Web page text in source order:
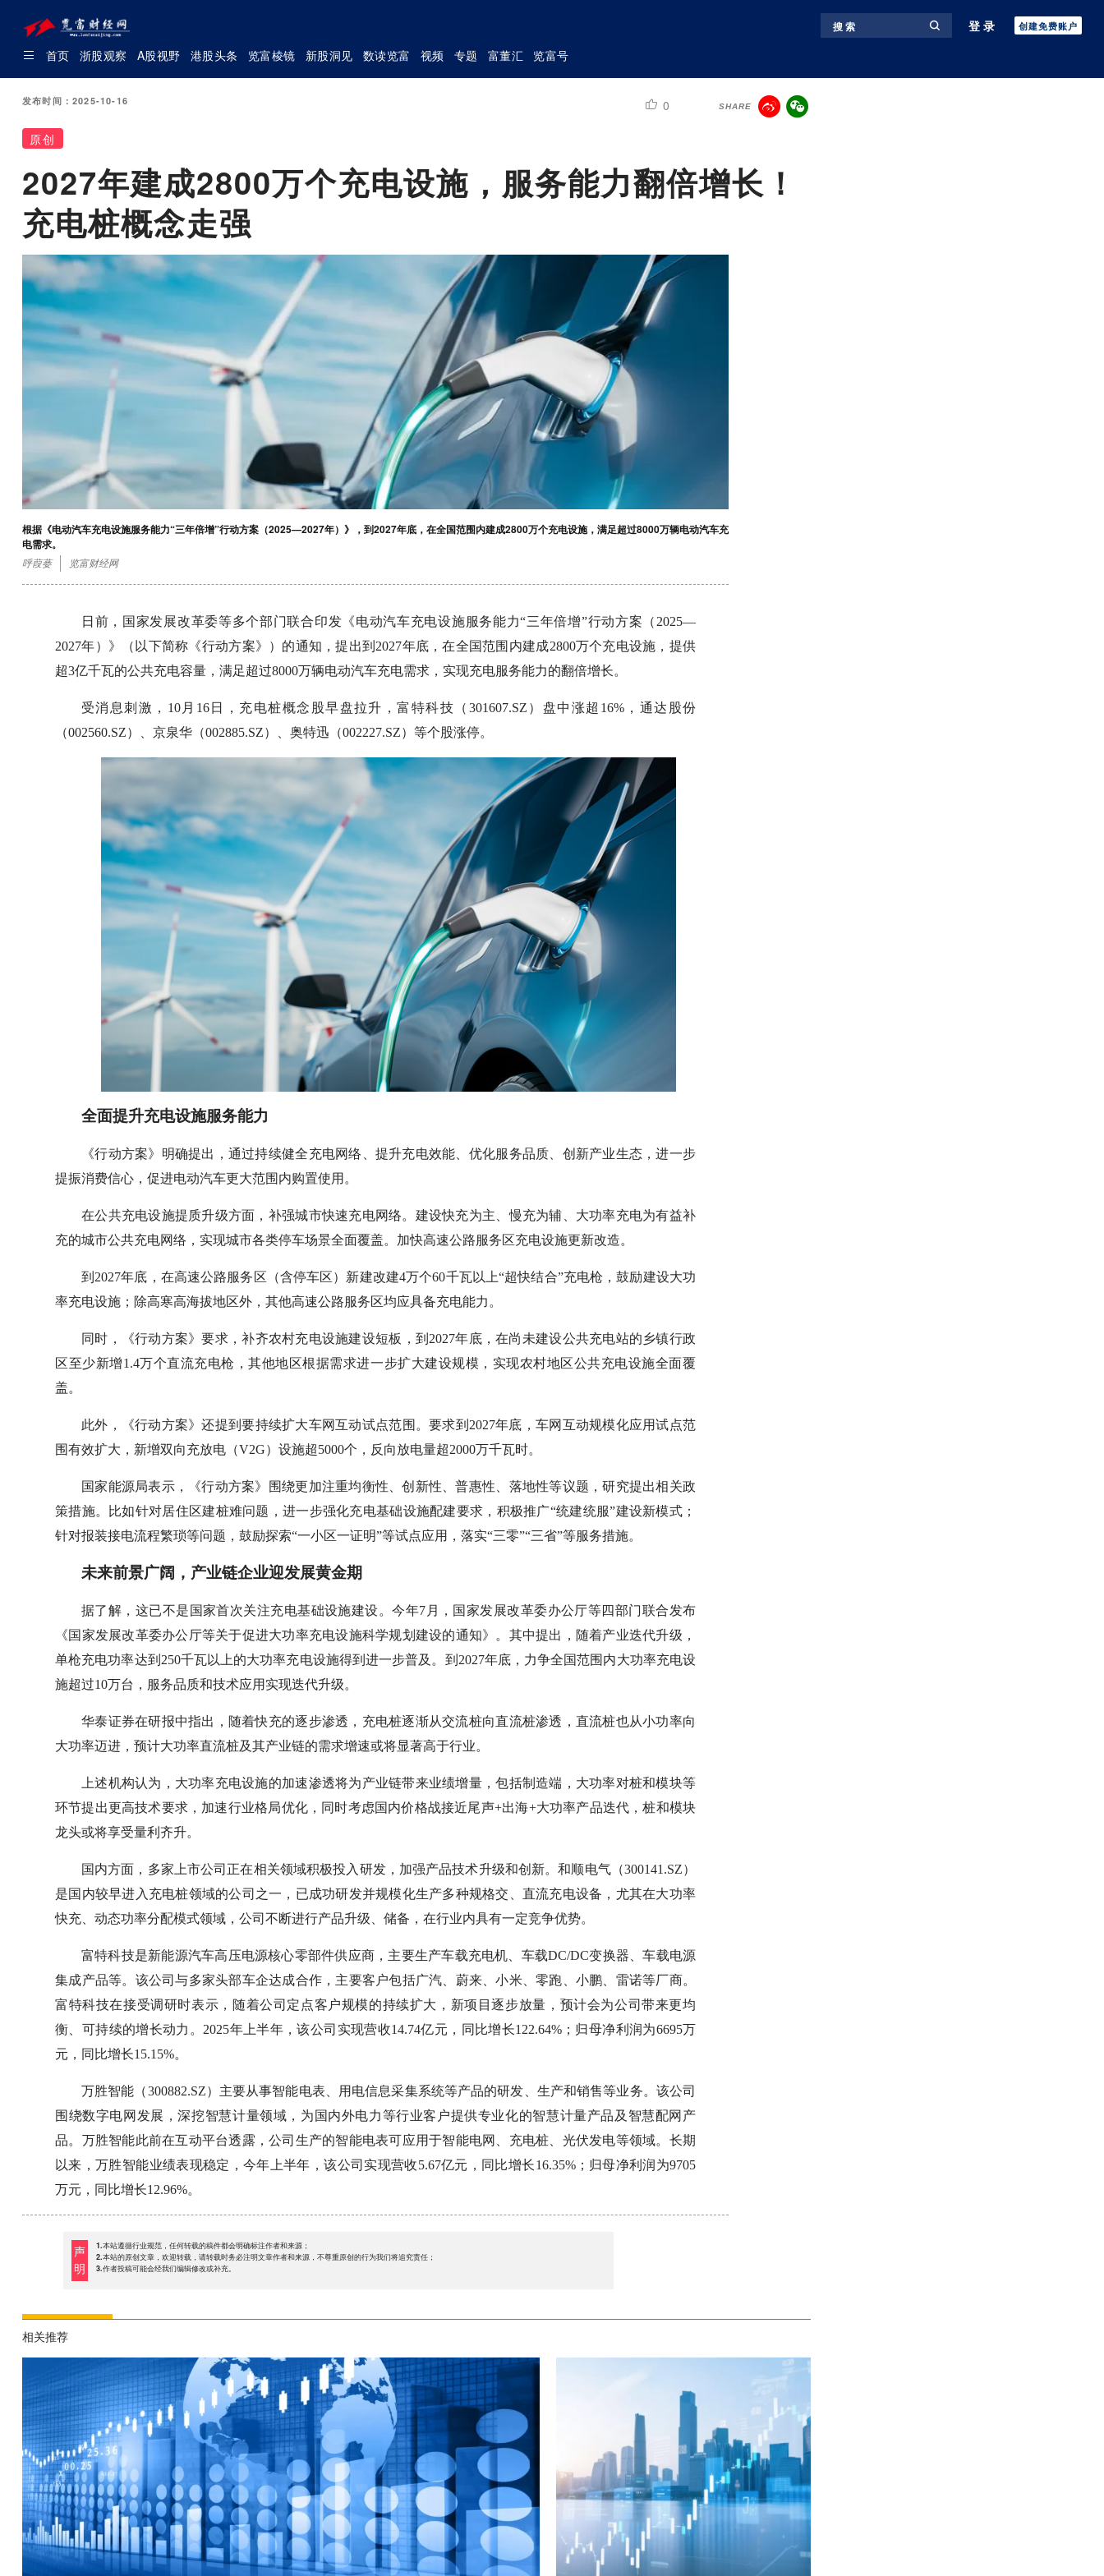
搜 索 登录 创建免费账户
首页 浙股观察 A股视野 港股头条 览富棱镜 新股洞见 数读览富 视频 专题 富董汇 览富号
发布时间：2025-10-16 0 SHARE
原创
2027年建成2800万个充电设施，服务能力翻倍增长！
充电桩概念走强
根据《电动汽车充电设施服务能力“三年倍增”行动方案（2025—2027年）》，到2027年底，在全国范围内建成2800万个充电设施，满足超过8000万辆电动汽车充
电需求。
呼葭蒌 览富财经网
日前，国家发展改革委等多个部门联合印发《电动汽车充电设施服务能力“三年倍增”行动方案（2025—
2027年）》（以下简称《行动方案》）的通知，提出到2027年底，在全国范围内建成2800万个充电设施，提供
超3亿千瓦的公共充电容量，满足超过8000万辆电动汽车充电需求，实现充电服务能力的翻倍增长。
受消息刺激，10月16日，充电桩概念股早盘拉升，富特科技（301607.SZ）盘中涨超16%，通达股份
（002560.SZ）、京泉华（002885.SZ）、奥特迅（002227.SZ）等个股涨停。
全面提升充电设施服务能力
《行动方案》明确提出，通过持续健全充电网络、提升充电效能、优化服务品质、创新产业生态，进一步
提振消费信心，促进电动汽车更大范围内购置使用。
在公共充电设施提质升级方面，补强城市快速充电网络。建设快充为主、慢充为辅、大功率充电为有益补
充的城市公共充电网络，实现城市各类停车场景全面覆盖。加快高速公路服务区充电设施更新改造。
到2027年底，在高速公路服务区（含停车区）新建改建4万个60千瓦以上“超快结合”充电枪，鼓励建设大功
率充电设施；除高寒高海拔地区外，其他高速公路服务区均应具备充电能力。
同时，《行动方案》要求，补齐农村充电设施建设短板，到2027年底，在尚未建设公共充电站的乡镇行政
区至少新增1.4万个直流充电枪，其他地区根据需求进一步扩大建设规模，实现农村地区公共充电设施全面覆
盖。
此外，《行动方案》还提到要持续扩大车网互动试点范围。要求到2027年底，车网互动规模化应用试点范
围有效扩大，新增双向充放电（V2G）设施超5000个，反向放电量超2000万千瓦时。
国家能源局表示，《行动方案》围绕更加注重均衡性、创新性、普惠性、落地性等议题，研究提出相关政
策措施。比如针对居住区建桩难问题，进一步强化充电基础设施配建要求，积极推广“统建统服”建设新模式；
针对报装接电流程繁琐等问题，鼓励探索“一小区一证明”等试点应用，落实“三零”“三省”等服务措施。
未来前景广阔，产业链企业迎发展黄金期
据了解，这已不是国家首次关注充电基础设施建设。今年7月，国家发展改革委办公厅等四部门联合发布
《国家发展改革委办公厅等关于促进大功率充电设施科学规划建设的通知》。其中提出，随着产业迭代升级，
单枪充电功率达到250千瓦以上的大功率充电设施得到进一步普及。到2027年底，力争全国范围内大功率充电设
施超过10万台，服务品质和技术应用实现迭代升级。
华泰证券在研报中指出，随着快充的逐步渗透，充电桩逐渐从交流桩向直流桩渗透，直流桩也从小功率向
大功率迈进，预计大功率直流桩及其产业链的需求增速或将显著高于行业。
上述机构认为，大功率充电设施的加速渗透将为产业链带来业绩增量，包括制造端，大功率对桩和模块等
环节提出更高技术要求，加速行业格局优化，同时考虑国内价格战接近尾声+出海+大功率产品迭代，桩和模块
龙头或将享受量利齐升。
国内方面，多家上市公司正在相关领域积极投入研发，加强产品技术升级和创新。和顺电气（300141.SZ）
是国内较早进入充电桩领域的公司之一，已成功研发并规模化生产多种规格交、直流充电设备，尤其在大功率
快充、动态功率分配模式领域，公司不断进行产品升级、储备，在行业内具有一定竞争优势。
富特科技是新能源汽车高压电源核心零部件供应商，主要生产车载充电机、车载DC/DC变换器、车载电源
集成产品等。该公司与多家头部车企达成合作，主要客户包括广汽、蔚来、小米、零跑、小鹏、雷诺等厂商。
富特科技在接受调研时表示，随着公司定点客户规模的持续扩大，新项目逐步放量，预计会为公司带来更均
衡、可持续的增长动力。2025年上半年，该公司实现营收14.74亿元，同比增长122.64%；归母净利润为6695万
元，同比增长15.15%。
万胜智能（300882.SZ）主要从事智能电表、用电信息采集系统等产品的研发、生产和销售等业务。该公司
围绕数字电网发展，深挖智慧计量领域，为国内外电力等行业客户提供专业化的智慧计量产品及智慧配网产
品。万胜智能此前在互动平台透露，公司生产的智能电表可应用于智能电网、充电桩、光伏发电等领域。长期
以来，万胜智能业绩表现稳定，今年上半年，该公司实现营收5.67亿元，同比增长16.35%；归母净利润为9705
万元，同比增长12.96%。
声
明
1.本站遵循行业规范，任何转载的稿件都会明确标注作者和来源；
2.本站的原创文章，欢迎转载，请转载时务必注明文章作者和来源，不尊重原创的行为我们将追究责任；
3.作者投稿可能会经我们编辑修改或补充。
相关推荐